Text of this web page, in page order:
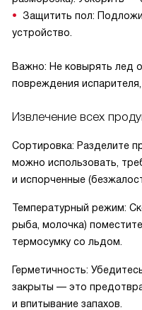
Защитить пол:
устройство.
Важно: Не ковырять лед
повреждения испарителя,
Извлечение всех
Сортировка: Разделите
можно использовать,
и испорченные
Температурный режим:
рыба, молочка)
термосумку со льдом.
Герметичность:
закрыты — это
и впитывание запахов.